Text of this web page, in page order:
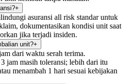
+
asuransi all risk standar untuk
dokumentasikan kondisi unit saat
jika terjadi insiden.
unit?+
dari waktu serah terima.
jam masih toleransi; lebih dari itu
menambah 1 hari sesuai kebijakan